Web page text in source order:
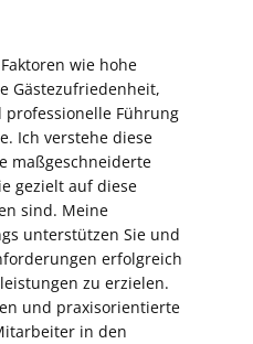
wie hohe
Gästezufriedenheit,
professionelle Führung
Ich verstehe diese
maßgeschneiderte
gezielt auf diese
sind. Meine
unterstützen Sie und
erfolgreich
zu erzielen.
und praxisorientierte
in den